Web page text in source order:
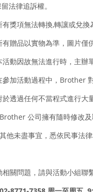
法律追訴權。
有獎項無法轉換,轉讓或兌換
有贈品以實物為準，圖片
活動因故無法進行時，主辦
參加活動過程中，Brother
於透過任何不當程式進行大
公司擁有隨時修改及
他未盡事宜，悉依民事法律
相關問題，請與活動小組聯